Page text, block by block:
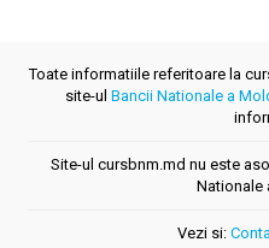
Toate informatiile referitoare la
site-ul Bancii Nationale a
Site-ul cursbnm.md nu este
Nationale
Vezi si: